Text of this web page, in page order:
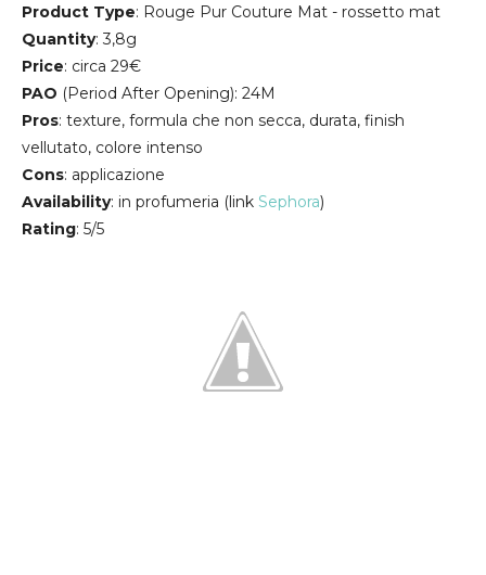
Product Type: Rouge Pur Couture Mat - rossetto mat
Quantity: 3,8g
Price: circa 29€
PAO (Period After Opening): 24M
Pros: texture, formula che non secca, durata, finish
vellutato, colore intenso
Cons: applicazione
Availability: in profumeria (link Sephora)
Rating: 5/5